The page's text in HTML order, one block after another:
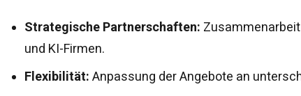
Strategische Partnerschaften:
und KI-Firmen.
Flexibilität: Anpassung der Angebote an